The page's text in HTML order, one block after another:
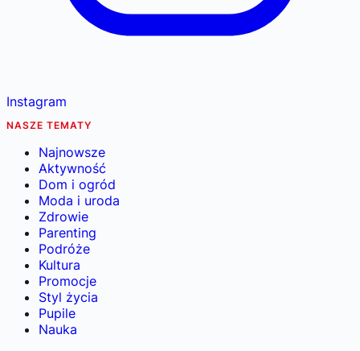
Instagram
NASZE TEMATY
Najnowsze
Aktywność
Dom i ogród
Moda i uroda
Zdrowie
Parenting
Podróże
Kultura
Promocje
Styl życia
Pupile
Nauka